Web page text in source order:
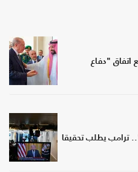
اتفاق "دفاع
ترامب يطلب تحقيقا